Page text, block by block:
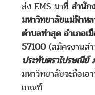
ส่ง EMS มาที่ สำนัก
มหาวิทยาลัยแม่ฟ้าห
ตำบลท่าสุด อำเภอเ
57100(สมัครงานสำ
ประทับตราไปรษณีย์
มหาวิทยาลัยจะถือเ
เกณฑ์